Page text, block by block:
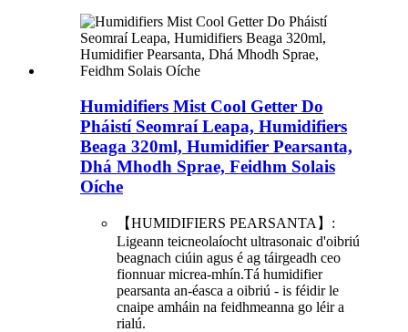
Humidifiers Mist Cool Getter Do
Pháistí Seomraí Leapa, Humidifiers
Beaga 320ml, Humidifier Pearsanta,
Dhá Mhodh Sprae, Feidhm Solais
Oíche
【HUMIDIFIERS PEARSANTA】:
Ligeann teicneolaíocht ultrasonaic d'oibriú
beagnach ciúin agus é ag táirgeadh ceo
fionnuar micrea-mhín.Tá humidifier
pearsanta an-éasca a oibriú - is féidir le
cnaipe amháin na feidhmeanna go léir a
rialú.